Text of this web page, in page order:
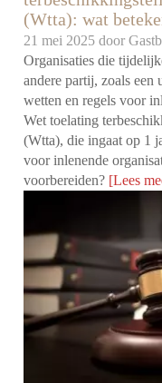
(Wtta): wat
21 mei 2025 door
Organisaties die
andere partij, zoals een
wetten en regels voor
Wet toelating
(Wtta), die ingaat op 1
voor inlenende
voorbereiden? [Lees